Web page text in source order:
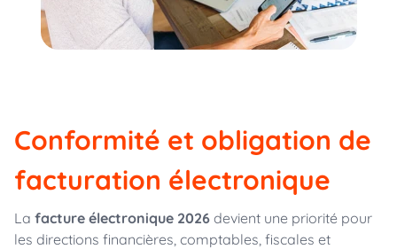
Conformité et obligation de
facturation électronique
La facture électronique 2026 devient une priorité pour
les directions financières, comptables, fiscales et